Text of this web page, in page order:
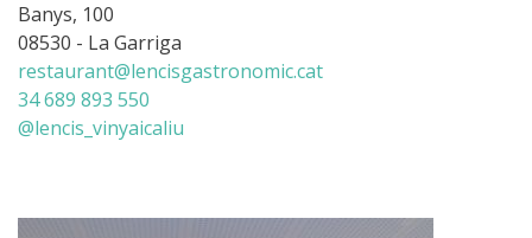
Banys, 100
08530 - La Garriga
restaurant@lencisgastronomic.cat
34 689 893 550
@lencis_vinyaicaliu